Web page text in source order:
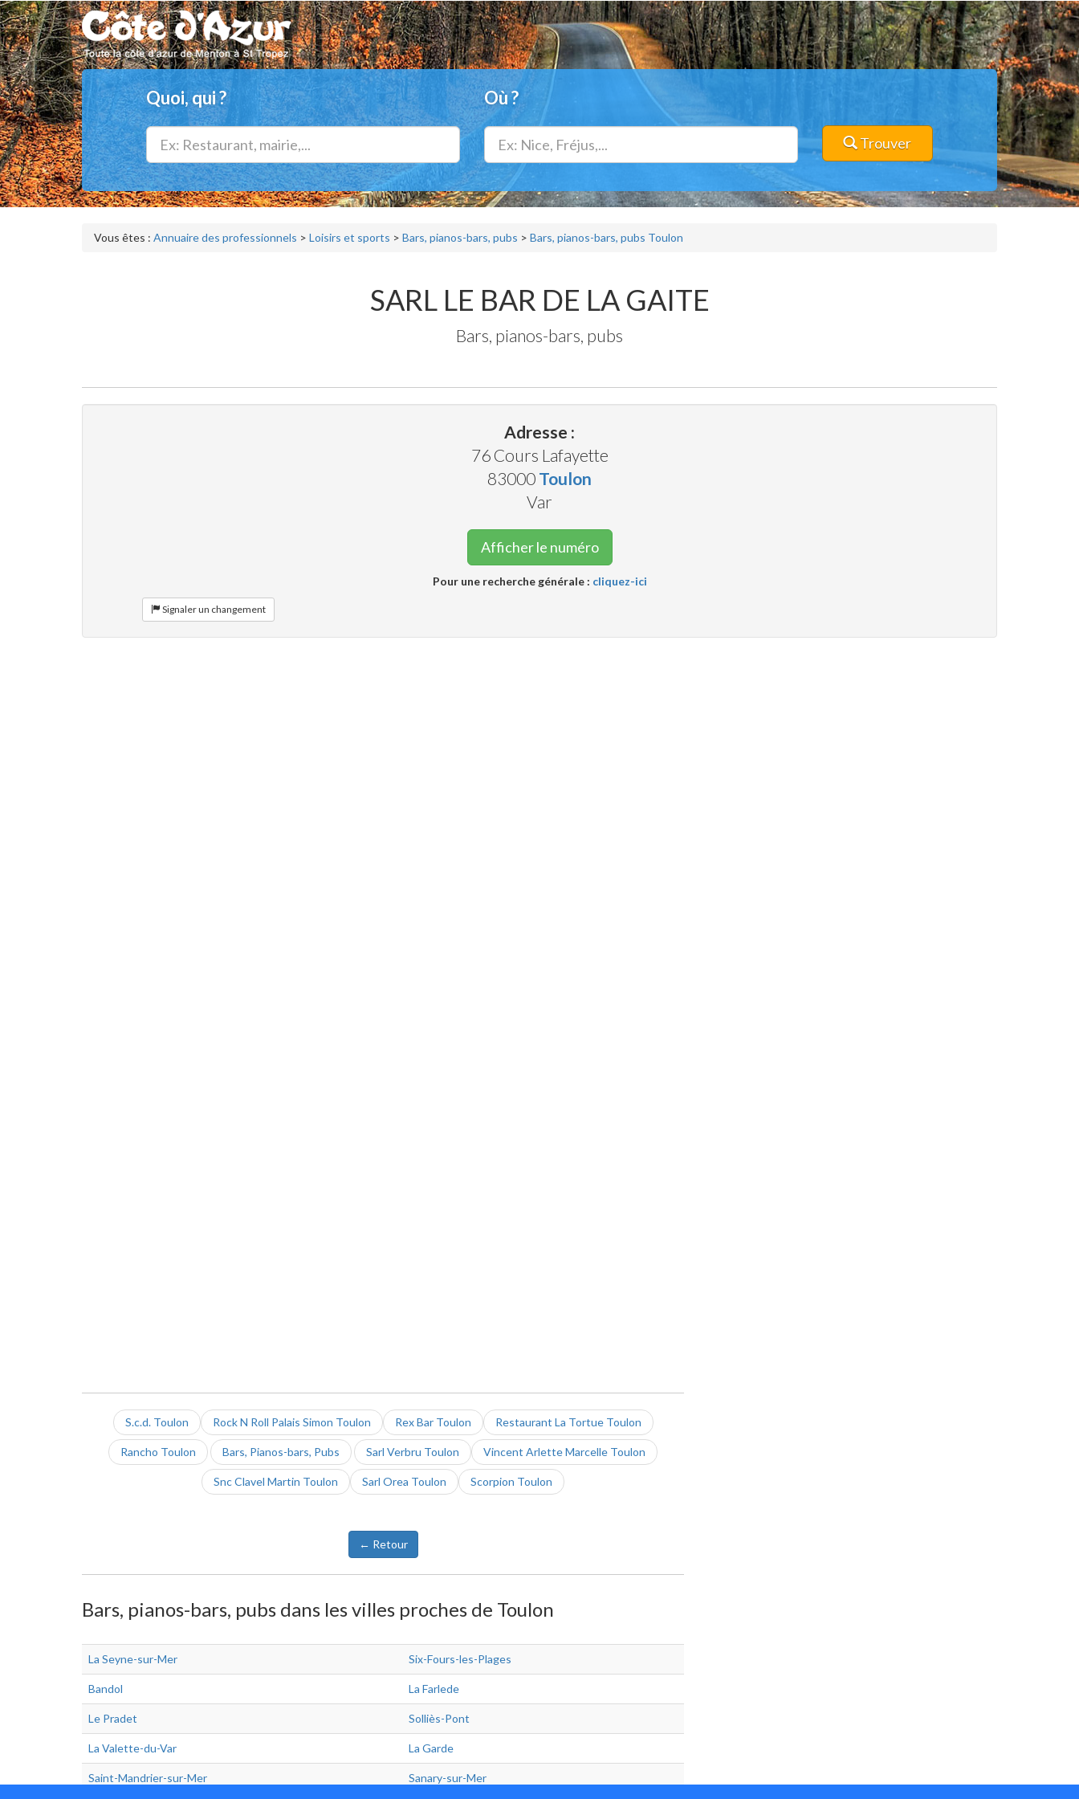
Quoi, qui ? Où ?
Trouver
Vous êtes : Annuaire des professionnels > Loisirs et sports > Bars, pianos-bars, pubs > Bars, pianos-bars, pubs Toulon
SARL LE BAR DE LA GAITE
Bars, pianos-bars, pubs
Adresse :
76 Cours Lafayette
83000 Toulon
Var
Afficher le numéro
Pour une recherche générale : cliquez-ici
Signaler un changement
S.c.d. Toulon Rock N Roll Palais Simon Toulon Rex Bar Toulon Restaurant La Tortue Toulon
Rancho Toulon Bars, Pianos-bars, Pubs Sarl Verbru Toulon Vincent Arlette Marcelle Toulon
Snc Clavel Martin Toulon Sarl Orea Toulon Scorpion Toulon
← Retour
Bars, pianos-bars, pubs dans les villes proches de Toulon
La Seyne-sur-Mer Six-Fours-les-Plages
Bandol La Farlede
Le Pradet Solliès-Pont
La Valette-du-Var La Garde
Saint-Mandrier-sur-Mer Sanary-sur-Mer